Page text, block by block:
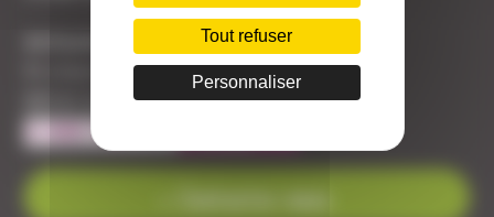
Armurerie Beaurepaire
51 chemin de la cocotte
88140 Bulgneville
Contactez-nous
Tout refuser
Personnaliser